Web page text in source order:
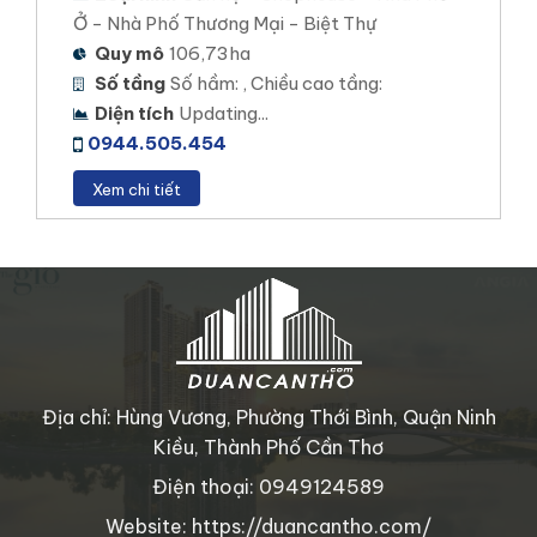
Stella Icon Cần Thơ
THIÊN QUÂN MARINA PLAZA
Ở - Nhà Phố Thương Mại - Biệt Thự
Quy mô 106,73ha
Số tầng Số hầm: , Chiều cao tầng:
Diện tích Updating...
0944.505.454
Xem chi tiết
Địa chỉ: Hùng Vương, Phường Thới Bình, Quận Ninh
Kiều, Thành Phố Cần Thơ
Điện thoại: 0949124589
Website: https://duancantho.com/